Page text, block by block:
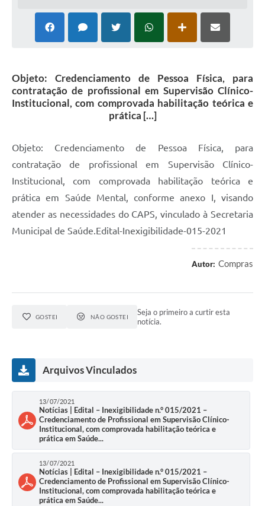
Objeto: Credenciamento de Pessoa Física, para
contratação de profissional em Supervisão Clínico-
Institucional, com comprovada habilitação teórica e
prática […]
Objeto: Credenciamento de Pessoa Física, para
contratação de profissional em Supervisão Clínico-
Institucional, com comprovada habilitação teórica e
prática em Saúde Mental, conforme anexo I, visando
atender as necessidades do CAPS, vinculado à Secretaria
Municipal de Saúde.Edital-Inexigibilidade-015-2021
Autor: Compras
GOSTEI NÃO GOSTEI
Seja o primeiro a curtir esta
notícia.
Arquivos Vinculados
13/07/2021
Notícias | Edital – Inexigibilidade n.° 015/2021 –
Credenciamento de Profissional em Supervisão Clínico-
Institucional, com comprovada habilitação teórica e
prática em Saúde...
13/07/2021
Notícias | Edital – Inexigibilidade n.° 015/2021 –
Credenciamento de Profissional em Supervisão Clínico-
Institucional, com comprovada habilitação teórica e
prática em Saúde...